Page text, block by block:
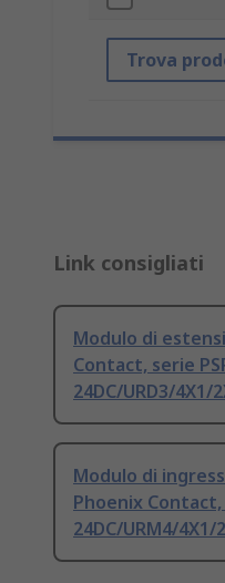
Trova
Link consigliati
Modulo di
Contact, serie
24DC/URD3/4X1/
Modulo di
Phoenix Contact,
24DC/URM4/4X1/